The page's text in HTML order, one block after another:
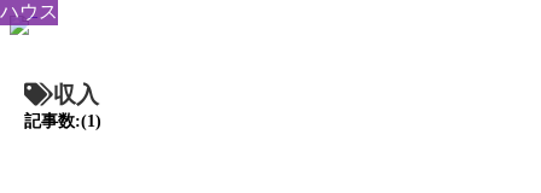
収入
記事数:(1)
ハウス